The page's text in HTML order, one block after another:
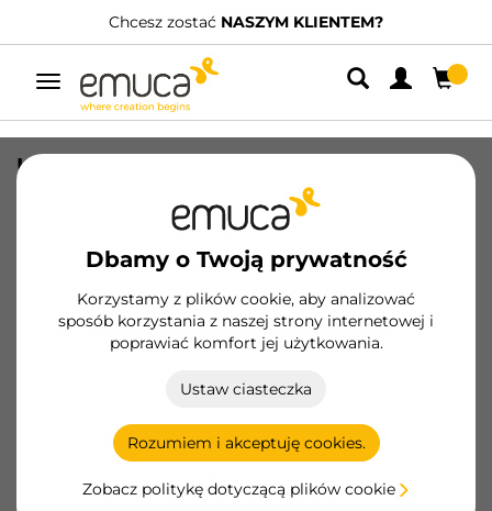
Chcesz zostać NASZYM KLIENTEM?
Przełącz
nawigację
Dbamy o Twoją prywatność
Korzystamy z plików cookie, aby analizować
sposób korzystania z naszej strony internetowej i
poprawiać komfort jej użytkowania.
Ustaw ciasteczka
Rozumiem i akceptuję cookies.
Zobacz politykę dotyczącą plików cookie
Uchwyt na cokoły Noline i Plasline dla
nóżek Bone z Kwadratowa podstawa,
Plastik, Czarny
3913517/EAN 8432393327525
Podstawowe produkty
Karta produktu